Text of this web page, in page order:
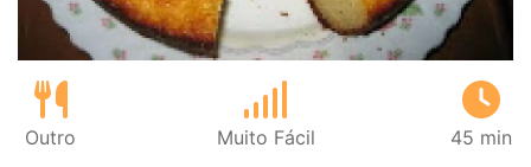
Outro Muito Fácil 45 min